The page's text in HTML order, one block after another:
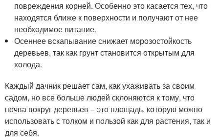
повреждения корней. Особенно это касается тех, что
находятся ближе к поверхности и получают от нее
необходимое питание.
Осеннее вскапывание снижает морозостойкость
деревьев, так как грунт становится открытым для
холода.
Каждый дачник решает сам, как ухаживать за своим
садом, но все больше людей склоняются к тому, что
почва вокруг деревьев – это площадь, которую можно
использовать с толком и пользой как для растения, так и
для себя.